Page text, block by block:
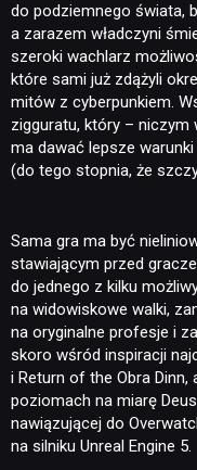
do podziemnego świata,
a zarazem władczyni
szeroki wachlarz
które sami już zdążyli
mitów z cyberpunkiem.
zigguratu, który –
ma dawać lepsze
(do tego stopnia, że
Sama gra ma być
stawiającym przed
do jednego z kilku
na widowiskowe walki,
na oryginalne profesje i
skoro wśród inspiracji
i Return of the Obra
poziomach na miarę
nawiązującej do
na silniku Unreal Engine 5.